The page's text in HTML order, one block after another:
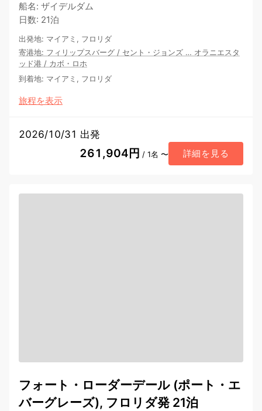
船名: ザイデルダム
日数: 21泊
出発地: マイアミ, フロリダ
寄港地: フィリップスバーグ / セント・ジョンズ … オラニエスタ
ッド港 / カボ・ロホ
到着地: マイアミ, フロリダ
旅程を表示
2026/10/31 出発
261,904円 / 1名 〜 詳細を見る
フォート・ローダーデール (ポート・エ
バーグレーズ), フロリダ発 21泊